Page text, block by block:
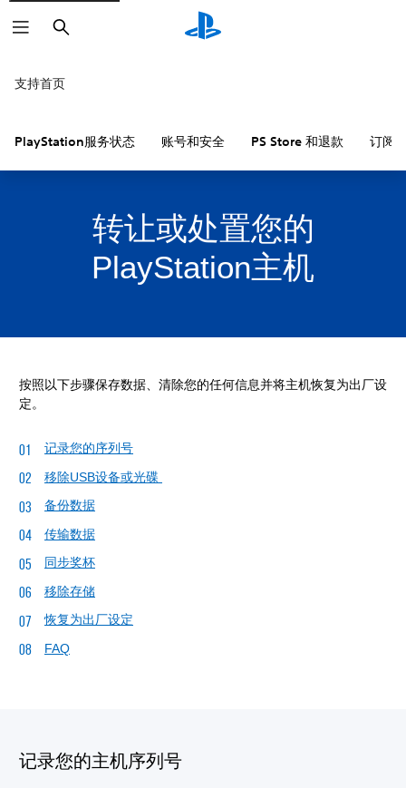
搜
索
支持首页
PlayStation服务状态 账号和安全 PS Store 和退款 订阅
转让或处置您的
PlayStation主机
按照以下步骤保存数据、清除您的任何信息并将主机恢复为出厂设
定。
记录您的序列号
移除USB设备或光碟
备份数据
传输数据
同步奖杯
移除存储
恢复为出厂设定
FAQ
记录您的主机序列号